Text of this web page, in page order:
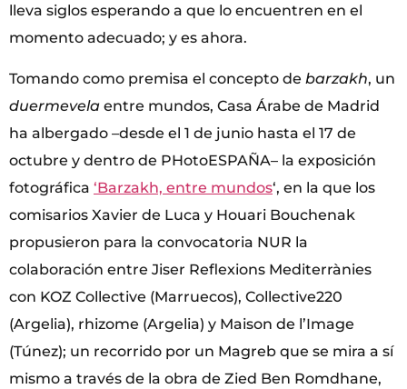
lleva siglos esperando a que lo encuentren en el
momento adecuado; y es ahora.
Tomando como premisa el concepto de barzakh, un
duermevela entre mundos, Casa Árabe de Madrid
ha albergado –desde el 1 de junio hasta el 17 de
octubre y dentro de PHotoESPAÑA– la exposición
fotográfica ‘Barzakh, entre mundos‘, en la que los
comisarios Xavier de Luca y Houari Bouchenak
propusieron para la convocatoria NUR la
colaboración entre Jiser Reflexions Mediterrànies
con KOZ Collective (Marruecos), Collective220
(Argelia), rhizome (Argelia) y Maison de l’Image
(Túnez); un recorrido por un Magreb que se mira a sí
mismo a través de la obra de Zied Ben Romdhane,